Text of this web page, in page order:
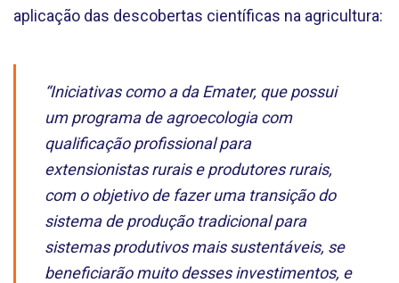
aplicação das descobertas científicas na agricultura:
“Iniciativas como a da Emater, que possui
um programa de agroecologia com
qualificação profissional para
extensionistas rurais e produtores rurais,
com o objetivo de fazer uma transição do
sistema de produção tradicional para
sistemas produtivos mais sustentáveis, se
beneficiarão muito desses investimentos, e